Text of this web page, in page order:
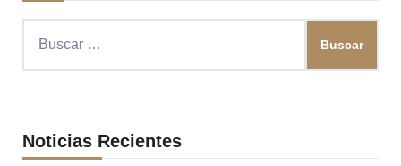
Noticias Recientes